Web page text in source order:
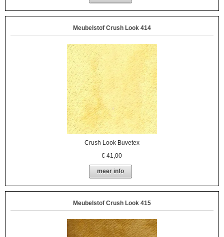
Meubelstof Crush Look 414
Crush Look Buvetex
€41,00
meer info
Meubelstof Crush Look 415